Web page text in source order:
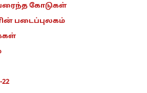
கோடுகள்
படைப்புலகம்